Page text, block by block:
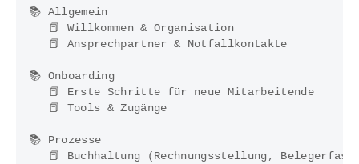
📚 Allgemein
   📕 Willkommen & Organisation
   📕 Ansprechpartner & Notfallkontakte
📚 Onboarding
   📕 Erste Schritte für neue Mitarbeitende
   📕 Tools & Zugänge
📚 Prozesse
📕 Buchhaltung (Rechnungsstellung,